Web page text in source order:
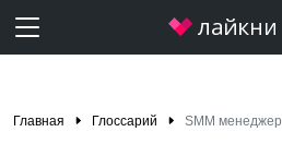
Главная Глоссарий SMM менеджер